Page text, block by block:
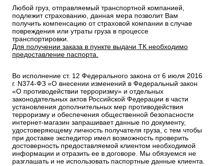
Любой груз, отправляемый транспортной компанией,
подлежит страхованию, данная мера позволит Вам
получить компенсацию от страховой компании в случае
повреждения или утраты груза в процессе
транспортировки.
Для получении заказа в пункте выдачи ТК необходимо
предоставление паспорта.
Во исполнение ст. 12 Федерального закона от 6 июля 2016
г. N374-ФЗ «О внесении изменений в Федеральный закон
«О противодействии терроризму» и отдельных
законодательных актов Российской Федерации в части
установления дополнительных мер противодействия
терроризму и обеспечения общественной безопасности
интернет-магазин запрашивает данные по документу,
удостоверяющему личность получателя груза, с тем чтобы
при доставке экспедитор имел возможность проверить
достоверность предоставляемой клиентом необходимой
информации и отразить ее в договоре. Мы обязуемся не
разглашать и не использовать паспортные данные клиента.